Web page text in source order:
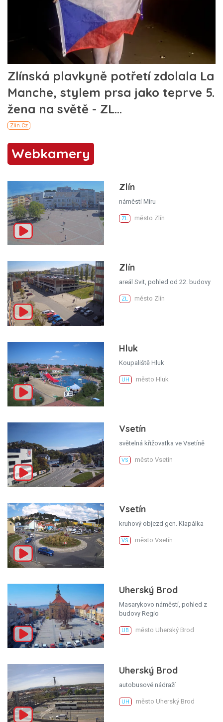
Webkamery
Zlín
náměstí Míru
ZL město Zlín
Zlín
areál Svit, pohled od 22. budovy
ZL město Zlín
Hluk
Koupaliště Hluk
UH město Hluk
Vsetín
světelná křižovatka ve Vsetíně
VS město Vsetín
Vsetín
kruhový objezd gen. Klapálka
VS město Vsetín
Uherský Brod
Masarykovo náměstí, pohled z
budovy Regio
UB město Uherský Brod
Uherský Brod
autobusové nádraží
UH město Uherský Brod